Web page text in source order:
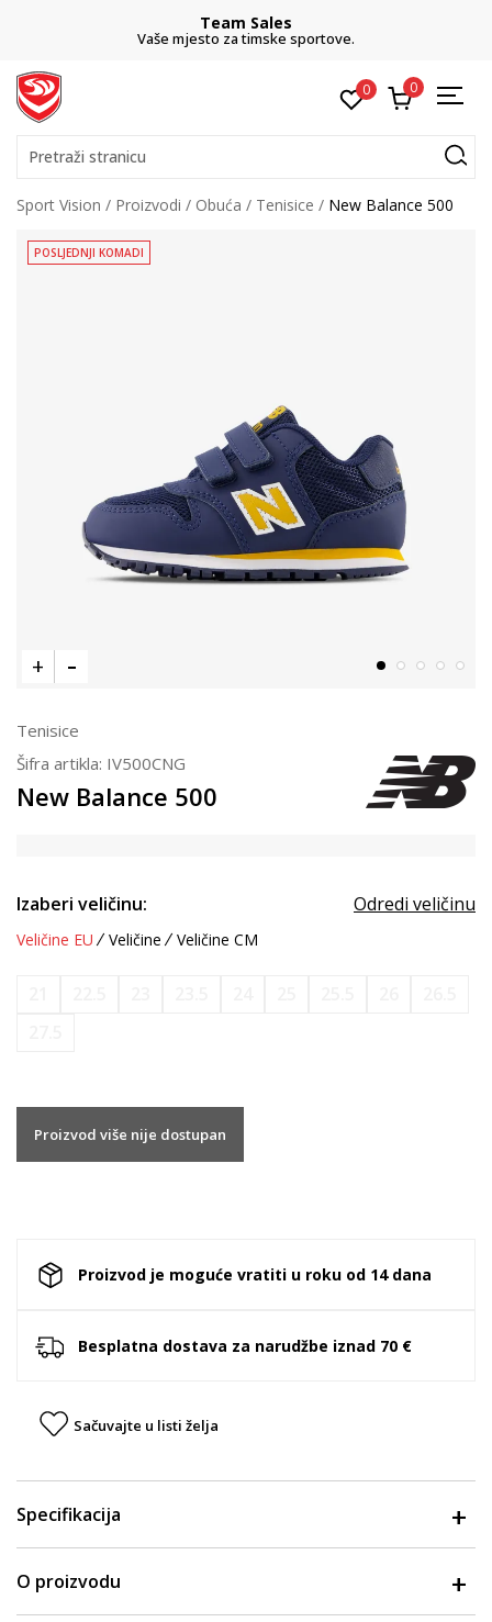
Team Sales
Vaše mjesto za timske sportove.
0 0
Pretraži stranicu
Sport Vision Proizvodi Obuća Tenisice New Balance 500
POSLJEDNJI KOMADI
Tenisice
Šifra artikla: IV500CNG
New Balance 500
Izaberi veličinu: Odredi veličinu
Veličine EU Veličine Veličine CM
Proizvod više nije dostupan
Proizvod je moguće vratiti u roku od 14 dana
Besplatna dostava za narudžbe iznad 70 €
Sačuvajte u listi želja
Specifikacija
O proizvodu